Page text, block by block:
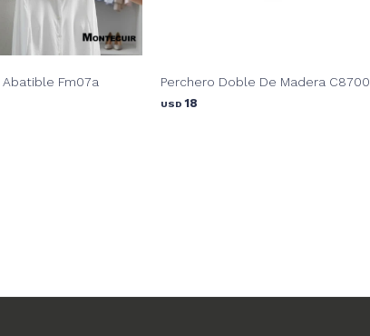
Fm07a Perchero Doble De Madera C8700
USD 18